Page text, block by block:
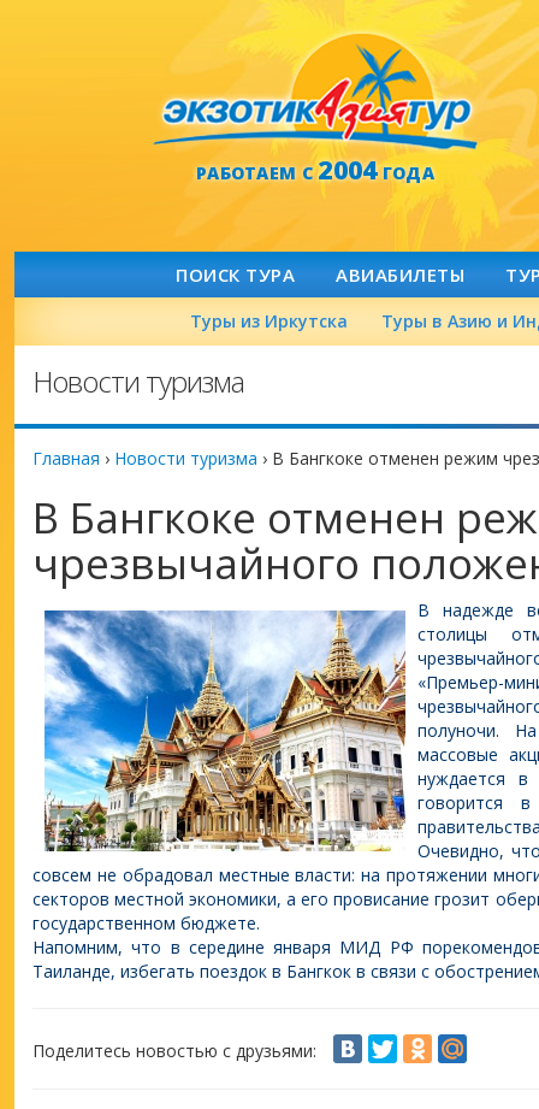
РАБОТАЕМ С2004ГОДА
ПОИСК ТУРА АВИАБИЛЕТЫ
Туры из Иркутска Туры в Азию и
Новости туризма
Главная › Новости туризма › В Бангкоке отменен режим
В Бангкоке отменен
чрезвычайного
В надежде
столицы
«Премьер-
полуночи.
массовые
нуждается в
говорится
Очевидно,
совсем не обрадовал местные власти: на протяжении
секторов местной экономики, а его провисание грозит
государственном бюджете.
Напомним, что в середине января МИД РФ
Таиланде, избегать поездок в Бангкок в связи с
Поделитесь новостью с друзьями: